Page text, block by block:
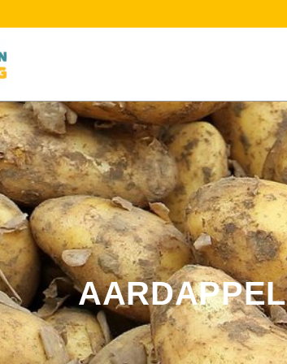
AARDAPPEL